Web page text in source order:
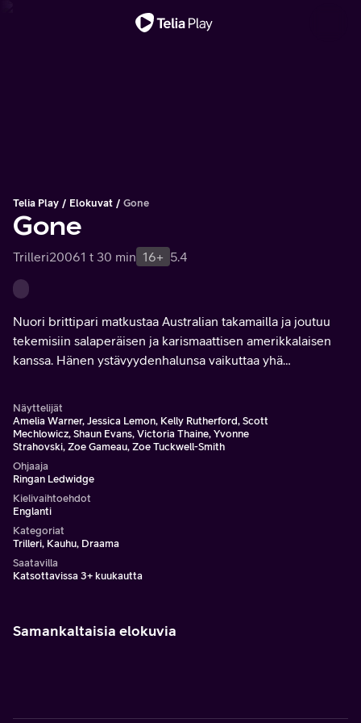
Telia Play Elokuvat Gone
Gone
Trilleri20061 t 30 min 16+ 5.4
Nuori brittipari matkustaa Australian takamailla ja joutuu
tekemisiin salaperäisen ja karismaattisen amerikkalaisen
kanssa. Hänen ystävyydenhalunsa vaikuttaa yhä
Näyttelijät
Amelia Warner, Jessica Lemon, Kelly Rutherford, Scott
Mechlowicz, Shaun Evans, Victoria Thaine, Yvonne
Strahovski, Zoe Gameau, Zoe Tuckwell-Smith
Ohjaaja
Ringan Ledwidge
Kielivaihtoehdot
Englanti
Kategoriat
Trilleri, Kauhu, Draama
Saatavilla
Katsottavissa 3+ kuukautta
Samankaltaisia elokuvia